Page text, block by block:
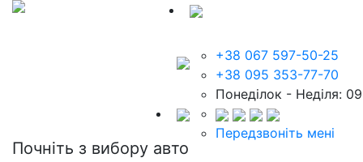
+38 067 597-50-25
+38 095 353-77-70
Понеділок - Неділя:
Передзвоніть мені
Почніть з вибору авто